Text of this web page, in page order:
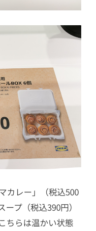
カレー」（税込500
プ（税込390円）
ちらは温かい状態